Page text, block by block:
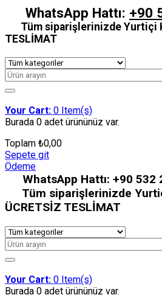
WhatsApp Hattı: +90
Tüm siparişlerinizde Yurtiçi
TESLİMAT
Your Cart: 0 Item(s)
Burada 0 adet ürününüz var.
Toplam ₺0,00
Sepete git
Ödeme
WhatsApp Hattı: +90 532
Tüm siparişlerinizde
ÜCRETSİZ TESLİMAT
Your Cart: 0 Item(s)
Burada 0 adet ürününüz var.